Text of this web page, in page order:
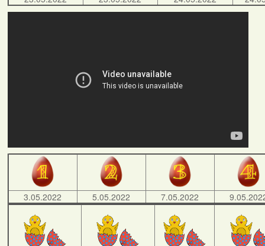
3.05.2022 5.05.2022 7.05.2022